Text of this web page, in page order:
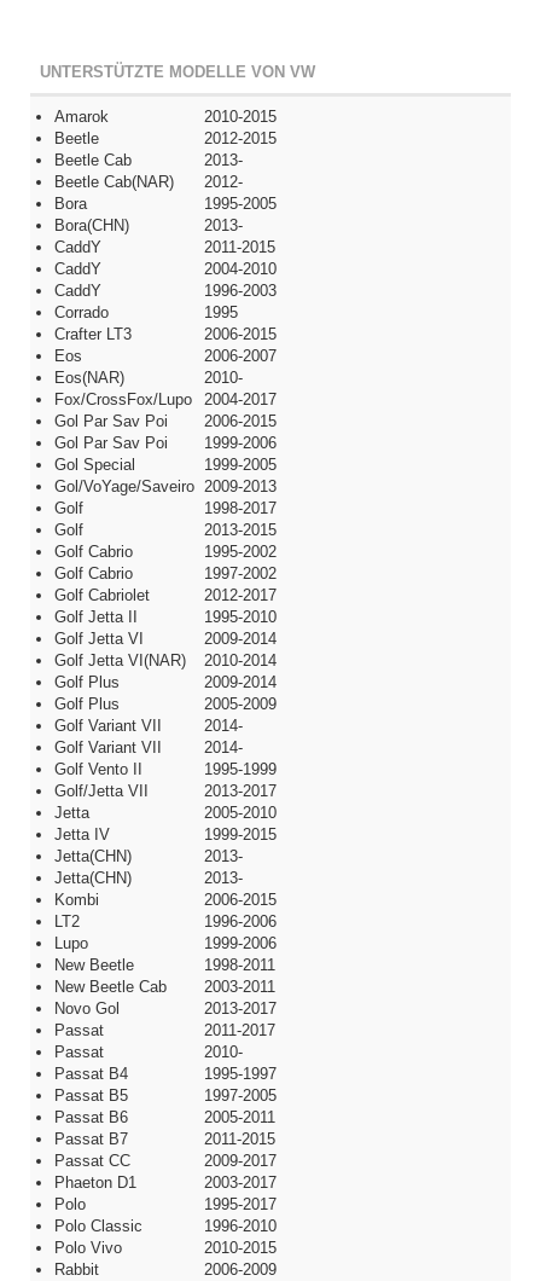
UNTERSTÜTZTE MODELLE VON VW
Amarok
2010-2015
Beetle
2012-2015
Beetle Cab
2013-
Beetle Cab(NAR)
2012-
Bora
1995-2005
Bora(CHN)
2013-
CaddY
2011-2015
CaddY
2004-2010
CaddY
1996-2003
Corrado
1995
Crafter LT3
2006-2015
Eos
2006-2007
Eos(NAR)
2010-
Fox/CrossFox/Lupo
2004-2017
Gol Par Sav Poi
2006-2015
Gol Par Sav Poi
1999-2006
Gol Special
1999-2005
Gol/VoYage/Saveiro 2009-2013
Golf
1998-2017
Golf
2013-2015
Golf Cabrio
1995-2002
Golf Cabrio
1997-2002
Golf Cabriolet
2012-2017
Golf Jetta II
1995-2010
Golf Jetta VI
2009-2014
Golf Jetta VI(NAR)
2010-2014
Golf Plus
2009-2014
Golf Plus
2005-2009
Golf Variant VII
2014-
Golf Variant VII
2014-
Golf Vento II
1995-1999
Golf/Jetta VII
2013-2017
Jetta
2005-2010
Jetta IV
1999-2015
Jetta(CHN)
2013-
Jetta(CHN)
2013-
Kombi
2006-2015
LT2
1996-2006
Lupo
1999-2006
New Beetle
1998-2011
New Beetle Cab
2003-2011
Novo Gol
2013-2017
Passat
2011-2017
Passat
2010-
Passat B4
1995-1997
Passat B5
1997-2005
Passat B6
2005-2011
Passat B7
2011-2015
Passat CC
2009-2017
Phaeton D1
2003-2017
Polo
1995-2017
Polo Classic
1996-2010
Polo Vivo
2010-2015
Rabbit
2006-2009